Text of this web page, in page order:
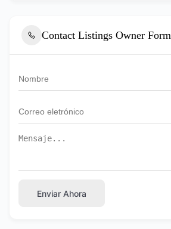
Contact Listings Owner Form
Enviar Ahora